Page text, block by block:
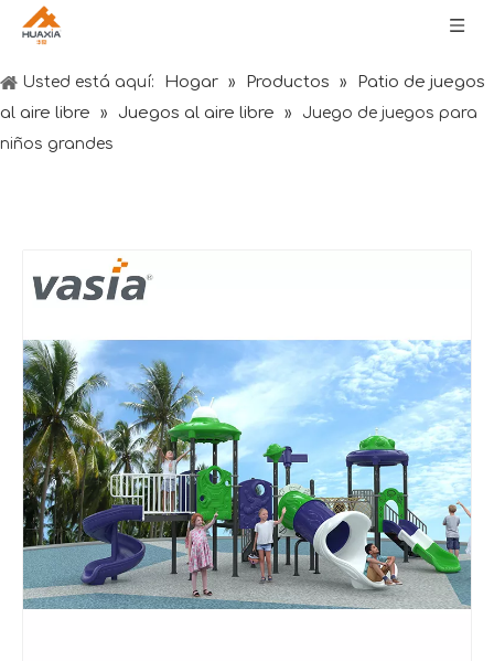
Usted está aquí: Hogar » Productos »
Patio de juegos
al aire libre
» Juegos al aire libre »
Juego de juegos para
niños grandes